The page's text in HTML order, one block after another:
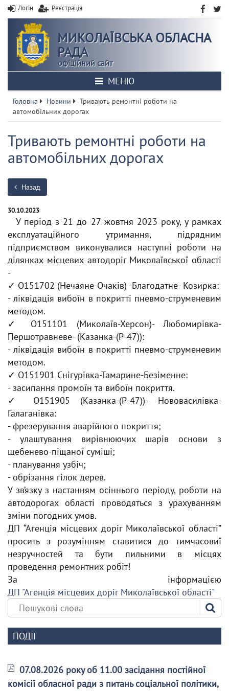
Логін Реєстрація
МИКОЛАЇВСЬКА ОБЛАСНА
РАДА
офіційний сайт
МЕНЮ
Головна Новини
Тривають ремонтні роботи на
автомобільних дорогах
Тривають ремонтні роботи на
автомобільних дорогах
Назад
30.10.2023
У період з 21 до 27 жовтня 2023 року, у рамках
експлуатаційного утримання, підрядним
підприємством виконувалися наступні роботи на
ділянках місцевих автодоріг Миколаївської області
-
✓ О151702 (Нечаяне-Очаків) -Благодатне- Козирка:
- ліквідація вибоїн в покритті пневмо-струменевим
методом.
✓ О151101 (Миколаїв-Херсон)- Любомирівка-
Першотравневе- (Казанка-(Р-47)):
- ліквідація вибоїн в покритті пневмо-струменевим
методом.
✓ О151901 Снігурівка-Тамарине-Безіменне:
- засипання промоїн та вибоїн покриття.
✓ О151905 (Казанка-(Р-47))- Нововасилівка-
Галаганівка:
- фрезерування аварійного покриття;
- улаштування вирівнюючих шарів основи з
щебенево-піщаної суміші;
- планування узбіч;
- обрізання гілок дерев.
У зв’язку з настанням осіннього періоду, роботи на
автодорогах області проводяться з урахуванням
зміни погодних умов.
ДП “Агенція місцевих доріг Миколаївської області”
просить з розумінням ставитися до тимчасовиї
незручностей та бути пильними в місцях
проведення ремонтних робіт!
За інформацією
ДП "Агенція місцевих доріг Миколаївської області"
ПОДІЇ
07.08.2026 року об 11.00 засідання постійної
комісії обласної ради з питань соціальної політики,